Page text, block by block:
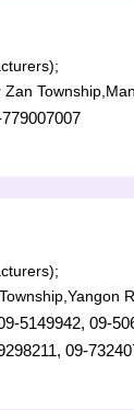
5149942, 09-
09-